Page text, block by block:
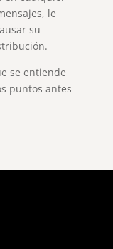
le
su
se entiende
puntos antes